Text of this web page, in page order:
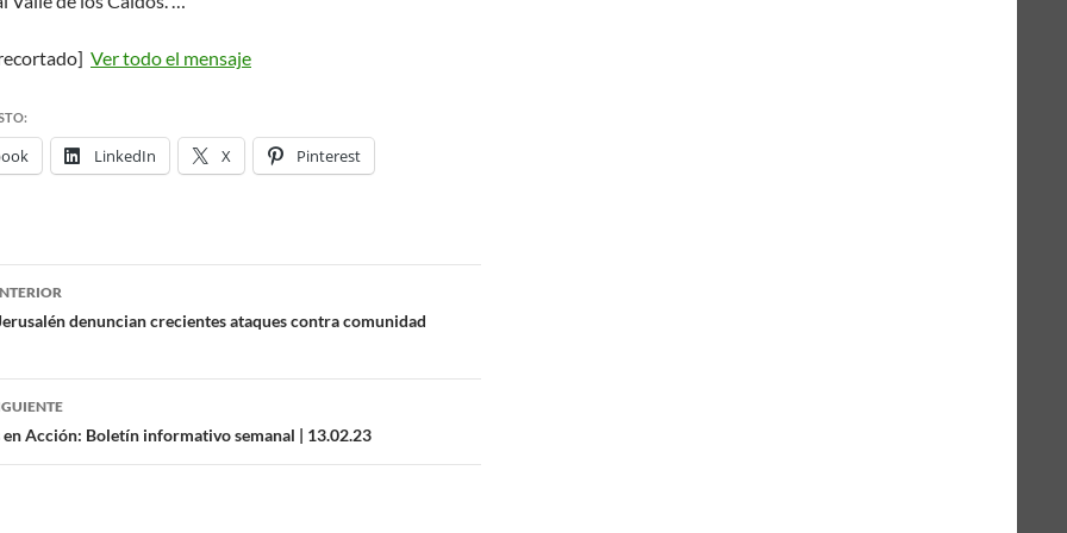
Ver todo el mensaje
LinkedIn X Pinterest
denuncian crecientes ataques contra comunidad
en Acción: Boletín informativo semanal | 13.02.23